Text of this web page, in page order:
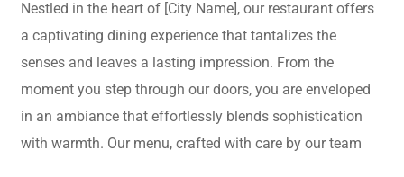
Nestled in the heart of [City Name], our restaurant offers
a captivating dining experience that tantalizes the
senses and leaves a lasting impression. From the
moment you step through our doors, you are enveloped
in an ambiance that effortlessly blends sophistication
with warmth. Our menu, crafted with care by our team